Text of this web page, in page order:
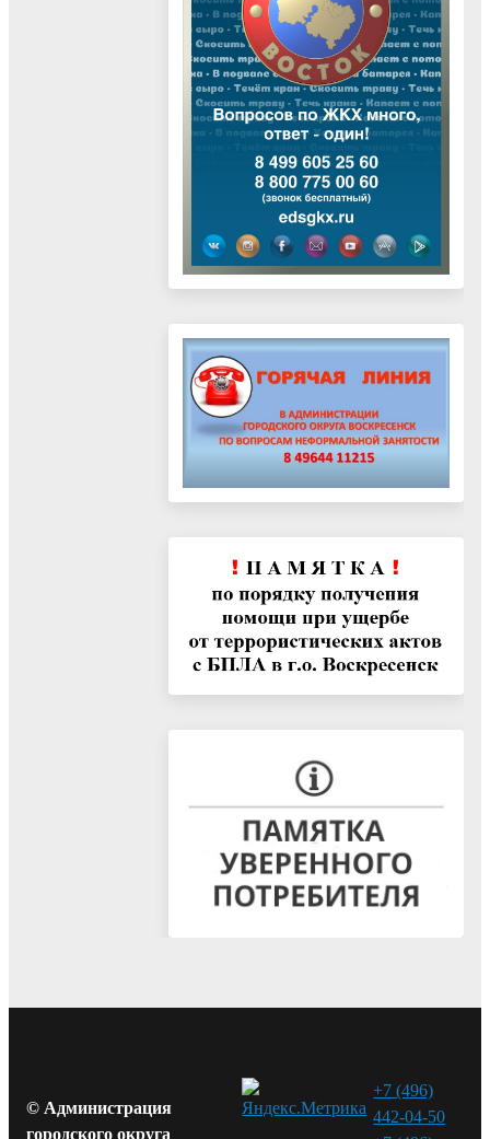
© Администрация
городского округа
+7 (496)
442-04-50